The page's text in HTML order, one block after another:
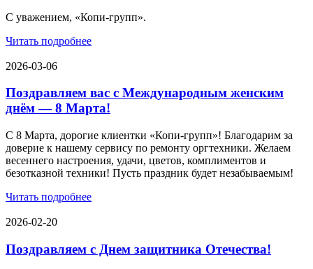
С уважением, «Копи-групп».
Читать подробнее
2026-03-06
Поздравляем вас с Международным женским
днём — 8 Марта!
С 8 Марта, дорогие клиентки «Копи‑групп»! Благодарим за
доверие к нашему сервису по ремонту оргтехники. Желаем
весеннего настроения, удачи, цветов, комплиментов и
безотказной техники! Пусть праздник будет незабываемым!
Читать подробнее
2026-02-20
Поздравляем с Днем защитника Отечества!